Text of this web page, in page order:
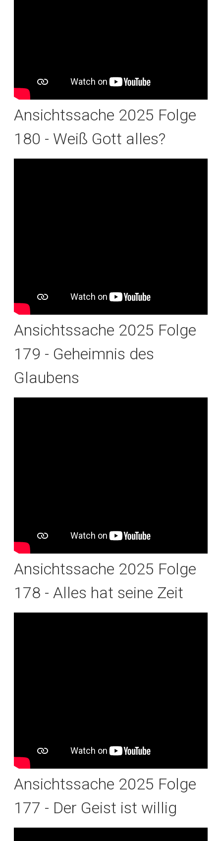
Ansichtssache 2025 Folge
180 - Weiß Gott alles?
Ansichtssache 2025 Folge
179 - Geheimnis des
Glaubens
Ansichtssache 2025 Folge
178 - Alles hat seine Zeit
Ansichtssache 2025 Folge
177 - Der Geist ist willig